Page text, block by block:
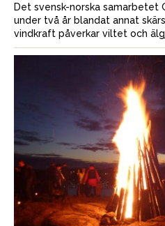
Det svensk-norska
under två år blandat annat
vindkraft påverkar viltet och